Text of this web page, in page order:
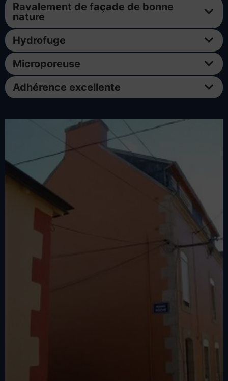
Ravalement de façade de bonne
nature
Hydrofuge
Microporeuse
Adhérence excellente